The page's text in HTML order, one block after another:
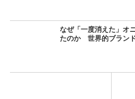
なぜ「一度消えた」オ
たのか 世界的ブラン